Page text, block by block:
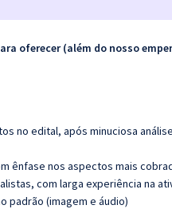
oferecer (além do nosso
no edital, após minuciosa
ênfase nos aspectos mais
com larga experiência na
padrão (imagem e áudio)